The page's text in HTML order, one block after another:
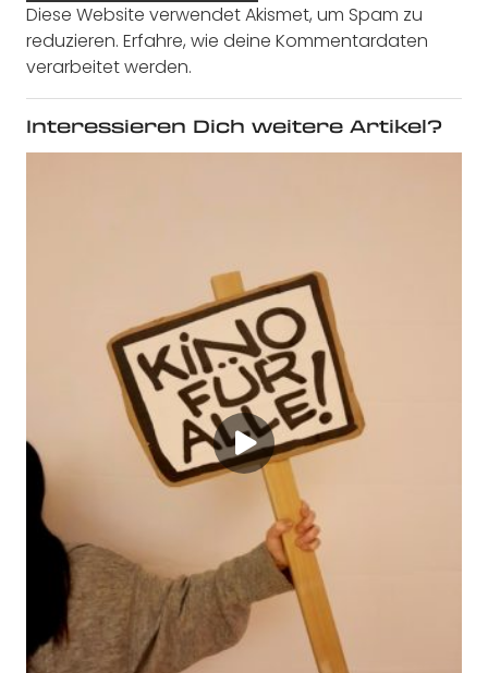
Diese Website verwendet Akismet, um Spam zu
reduzieren. Erfahre, wie deine Kommentardaten
verarbeitet werden.
Interessieren Dich weitere Artikel?